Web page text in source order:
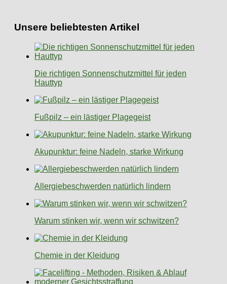
Unsere beliebtesten Artikel
Die richtigen Sonnenschutzmittel für jeden
Hauttyp
Fußpilz – ein lästiger Plagegeist
Akupunktur: feine Nadeln, starke Wirkung
Allergiebeschwerden natürlich lindern
Warum stinken wir, wenn wir schwitzen?
Chemie in der Kleidung